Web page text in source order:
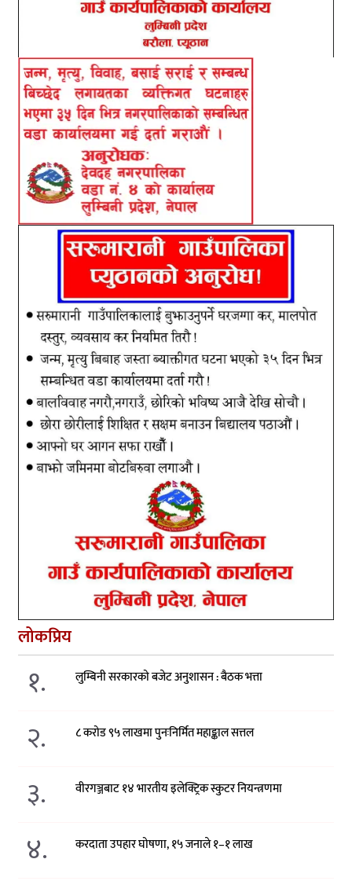
लोकप्रिय
१. लुम्बिनी सरकारको बजेट अनुशासन : बैठक भत्ता
२. ८ करोड ९५ लाखमा पुनःनिर्मित महाङ्काल सत्तल
३. वीरगञ्जबाट १४ भारतीय इलेक्ट्रिक स्कुटर नियन्त्रणमा
४. करदाता उपहार घोषणा, १५ जनाले १–१ लाख